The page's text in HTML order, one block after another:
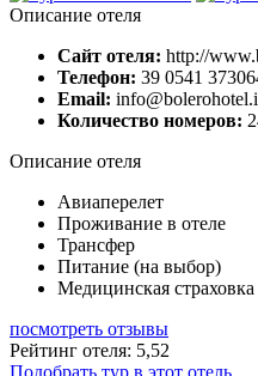
Описание отеля
Сайт отеля: http://
Телефон: 39 0541
Email:
Количество номеров:
Описание отеля
Авиаперелет
Проживание в отеле
Трансфер
Питание (на выбор)
Медицинская страховка
посмотреть отзывы
Рейтинг отеля: 5,52
Подобрать тур в этот отель